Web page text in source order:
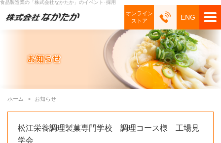
食品製造業の「株式会社なかたか」のイベント･採用
オンライン
ストア
ENG
ホーム お知らせ
松江栄養調理製菓専門学校 調理コース様 工場見
学会